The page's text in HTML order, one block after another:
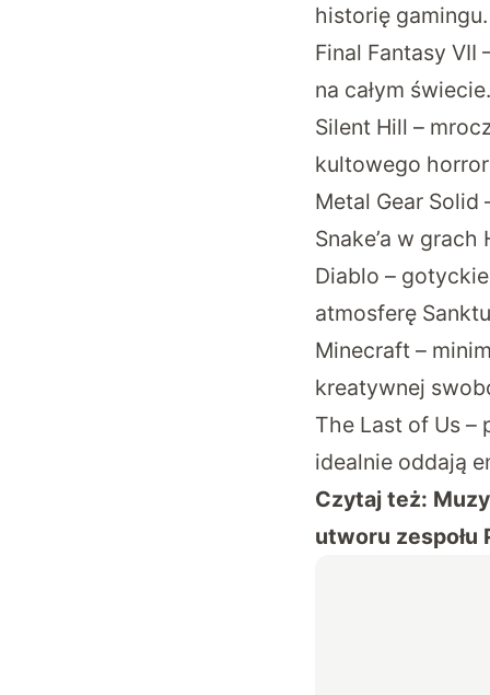
historię
Final Fantasy
na całym świecie.
Silent Hill –
kultowego
Metal Gear
Snake’a w grach
Diablo –
atmosferę
Minecraft –
kreatywnej
The Last of Us –
idealnie oddają
Czytaj też:
utworu zespołu